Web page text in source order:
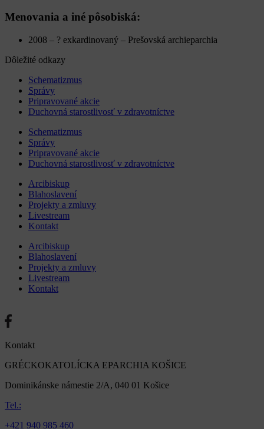
Menovania a iné pôsobiská:
2008 – ? exkardinovaný – Prešovská archieparchia
Dôležité odkazy
Schematizmus
Správy
Pripravované akcie
Duchovná starostlivosť v zdravotníctve
Schematizmus
Správy
Pripravované akcie
Duchovná starostlivosť v zdravotníctve
Arcibiskup
Blahoslavení
Projekty a zmluvy
Livestream
Kontakt
Arcibiskup
Blahoslavení
Projekty a zmluvy
Livestream
Kontakt
Kontakt
GRÉCKOKATOLÍCKA EPARCHIA KOŠICE
Dominikánske námestie 2/A, 040 01 Košice
Tel.:
+421 940 985 460